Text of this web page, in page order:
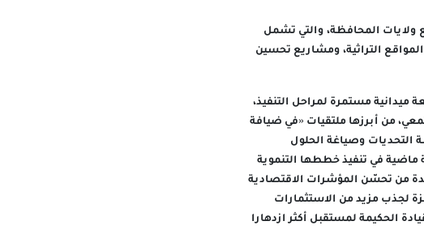
ولايات المحافظة، والتي تشمل
التراثية، ومشاريع تحسين
ميدانية مستمرة لمراحل التنفيذ،
من أبرزها ملتقيات «في ضيافة
التحديات وصياغة الحلول
في تنفيذ خططها التنموية
من تحسّن المؤشرات الاقتصادية
لجذب مزيد من الاستثمارات
الحكيمة لمستقبل أكثر ازدهارا